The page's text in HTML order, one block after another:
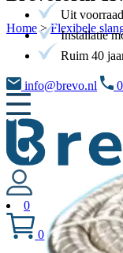
Uit
Installatie
Ruim 40
info@brevo.nl
0
0
Home>Flexibele